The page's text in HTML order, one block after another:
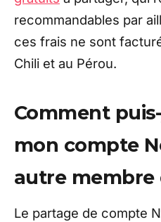
recommandables par
ces frais ne sont
Chili et au Pérou.
Comment
mon compte
autre membre
Le partage de compte